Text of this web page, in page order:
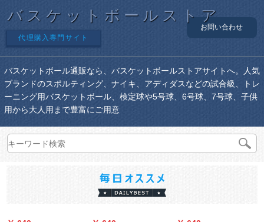
バスケットボールストア
代理購入専門サイト
お問い合わせ
バスケットボール通販なら、バスケットボールストアサイトへ。人気
ブランドのスポルティング、ナイキ、アディダスなどの試合級、トレ
ーニング用バスケットボール、検定球や5号球、6号球、7号球、子供
用から大人用まで豊富にご用意